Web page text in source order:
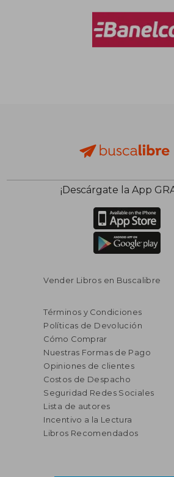
¡Descárgate la App
Vender Libros en Buscalibre
Términos y Condiciones
Políticas de Devolución
Cómo Comprar
Nuestras Formas de Pago
Opiniones de clientes
Costos de Despacho
Seguridad Redes Sociales
Lista de autores
Incentivo a la Lectura
Libros Recomendados